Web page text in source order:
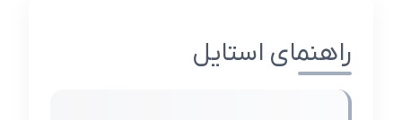
راهنمای استایل